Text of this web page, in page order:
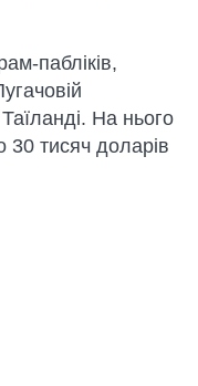
пабліків,
На нього
30 тисяч доларів